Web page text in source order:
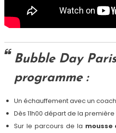
Bubble Day
programme :
Un échauffement avec un
Dès 11h00 départ de la
Sur le parcours de la